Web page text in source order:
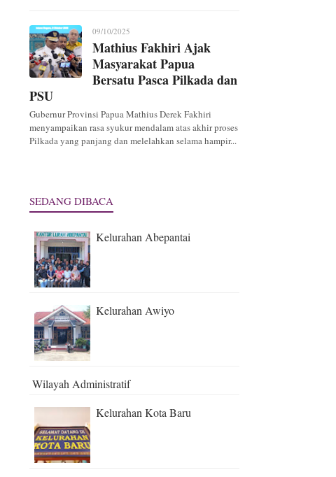
09/10/2025
Mathius Fakhiri Ajak
Masyarakat Papua
Bersatu Pasca Pilkada dan
PSU
Gubernur Provinsi Papua Mathius Derek Fakhiri
menyampaikan rasa syukur mendalam atas akhir proses
Pilkada yang panjang dan melelahkan selama hampir...
SEDANG DIBACA
Kelurahan Abepantai
Kelurahan Awiyo
Wilayah Administratif
Kelurahan Kota Baru